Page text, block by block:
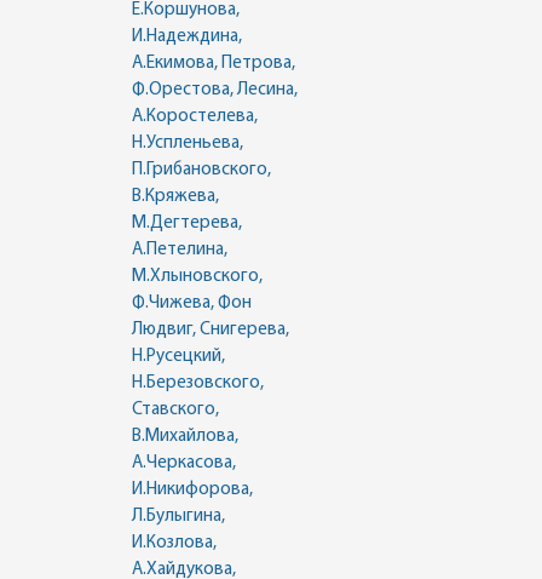
Е.Коршунова,
И.Надеждина,
А.Екимова, Петрова,
Ф.Орестова, Лесина,
А.Коростелева,
Н.Успленьева,
П.Грибановского,
В.Кряжева,
М.Дегтерева,
А.Петелина,
М.Хлыновского,
Ф.Чижева, Фон
Людвиг, Снигерева,
Н.Русецкий,
Н.Березовского,
Ставского,
В.Михайлова,
А.Черкасова,
И.Никифорова,
Л.Булыгина,
И.Козлова,
А.Хайдукова,